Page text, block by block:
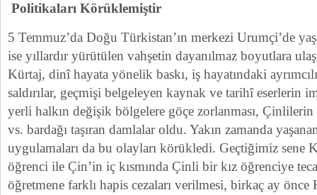
Politikaları Körüklemiştir
5 Temmuz’da Doğu Türkistan’ın merkezi Urumçi’de
ise yıllardır yürütülen vahşetin dayanılmaz boyutlara
Kürtaj, dinî hayata yönelik baskı, iş hayatındaki
saldırılar, geçmişi belgeleyen kaynak ve tarihî eserlerin
yerli halkın değişik bölgelere göçe zorlanması,
vs. bardağı taşıran damlalar oldu. Yakın zamanda
uygulamaları da bu olayları körükledi. Geçtiğimiz sene
öğrenci ile Çin’in iç kısmında Çinli bir kız öğrenciye
öğretmene farklı hapis cezaları verilmesi, birkaç ay önce